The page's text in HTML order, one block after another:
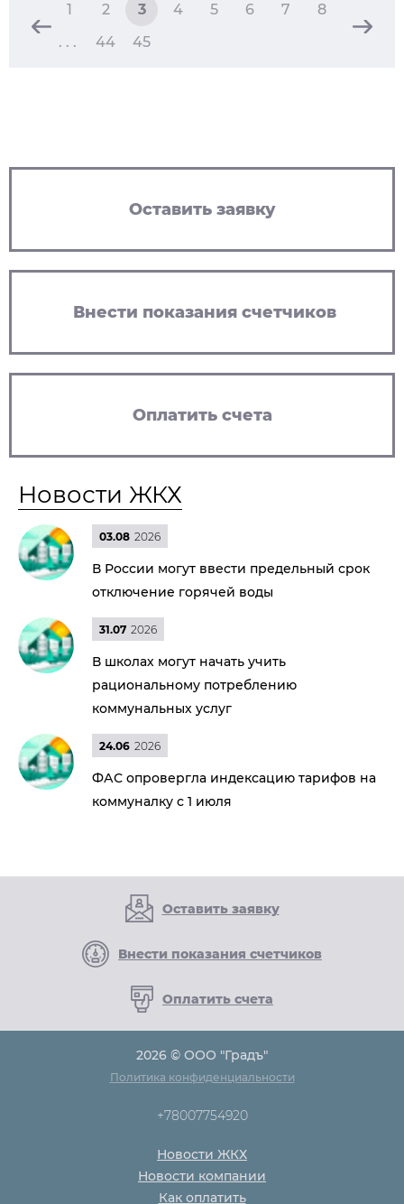
1 2 3 4 5 6 7
8
. . .
44 45
Оставить заявку
Внести показания счетчиков
Оплатить счета
Новости ЖКХ
03.08 2026
В России могут ввести предельный срок
отключение горячей воды
31.07 2026
В школах могут начать учить
рациональному потреблению
коммунальных услуг
24.06 2026
ФАС опровергла индексацию тарифов на
коммуналку с 1 июля
Оставить заявку
Внести показания счетчиков
Оплатить счета
2026 © ООО "Градъ"
Политика конфиденциальности
+78007754920
Новости ЖКХ
Новости компании
Как оплатить